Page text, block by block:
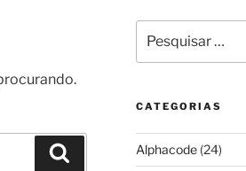
Pesquisar
por:
CATEGORIAS
Alphacode(24)